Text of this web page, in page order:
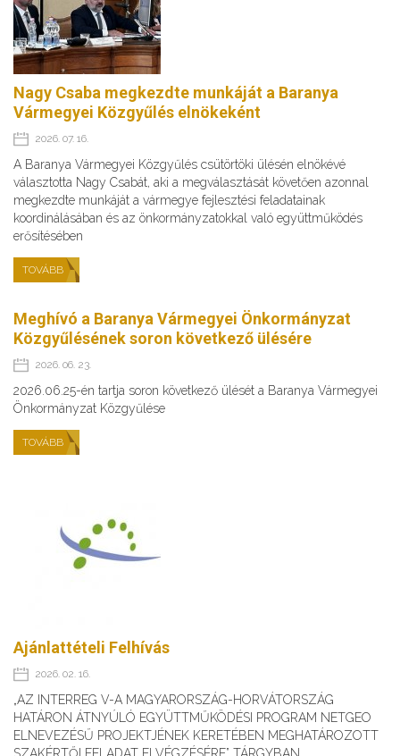
Nagy Csaba megkezdte munkáját a Baranya
Vármegyei Közgyűlés elnökeként
2026. 07. 16.
A Baranya Vármegyei Közgyűlés csütörtöki ülésén elnökévé
választotta Nagy Csabát, aki a megválasztását követően azonnal
megkezdte munkáját a vármegye fejlesztési feladatainak
koordinálásában és az önkormányzatokkal való együttműködés
erősítésében
TOVÁBB
Meghívó a Baranya Vármegyei Önkormányzat
Közgyűlésének soron következő ülésére
2026. 06. 23.
2026.06.25-én tartja soron következő ülését a Baranya Vármegyei
Önkormányzat Közgyűlése
TOVÁBB
Ajánlattételi Felhívás
2026. 02. 16.
„AZ INTERREG V-A MAGYARORSZÁG-HORVÁTORSZÁG
HATÁRON ÁTNYÚLÓ EGYÜTTMŰKÖDÉSI PROGRAM NETGEO
ELNEVEZÉSŰ PROJEKTJÉNEK KERETÉBEN MEGHATÁROZOTT